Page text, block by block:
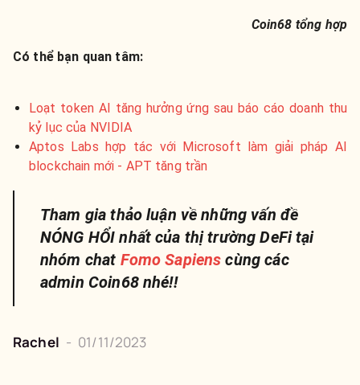
Coin68 tổng hợp
Có thể bạn quan tâm:
Loạt token AI tăng hưởng ứng sau báo cáo doanh thu
kỷ lục của NVIDIA
Aptos Labs hợp tác với Microsoft làm giải pháp AI
blockchain mới - APT tăng trần
Tham gia thảo luận về những vấn đề
NÓNG HỔI nhất của thị trường DeFi tại
nhóm chat Fomo Sapiens cùng các
admin Coin68 nhé!!
Rachel - 01/11/2023